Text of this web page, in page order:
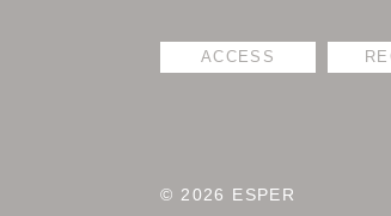
ACCESS
© 2026 ESPER